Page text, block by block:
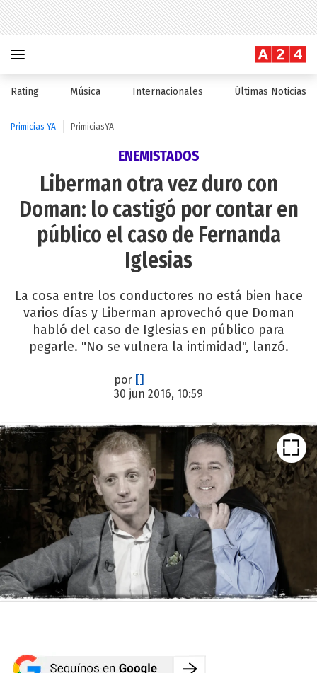
Rating Música Internacionales Últimas Noticias
Primicias YA PrimiciasYA
ENEMISTADOS
Liberman otra vez duro con
Doman: lo castigó por contar en
público el caso de Fernanda
Iglesias
La cosa entre los conductores no está bien hace
varios días y Liberman aprovechó que Doman
habló del caso de Iglesias en público para
pegarle. "No se vulnera la intimidad", lanzó.
por []
30 jun 2016, 10:59